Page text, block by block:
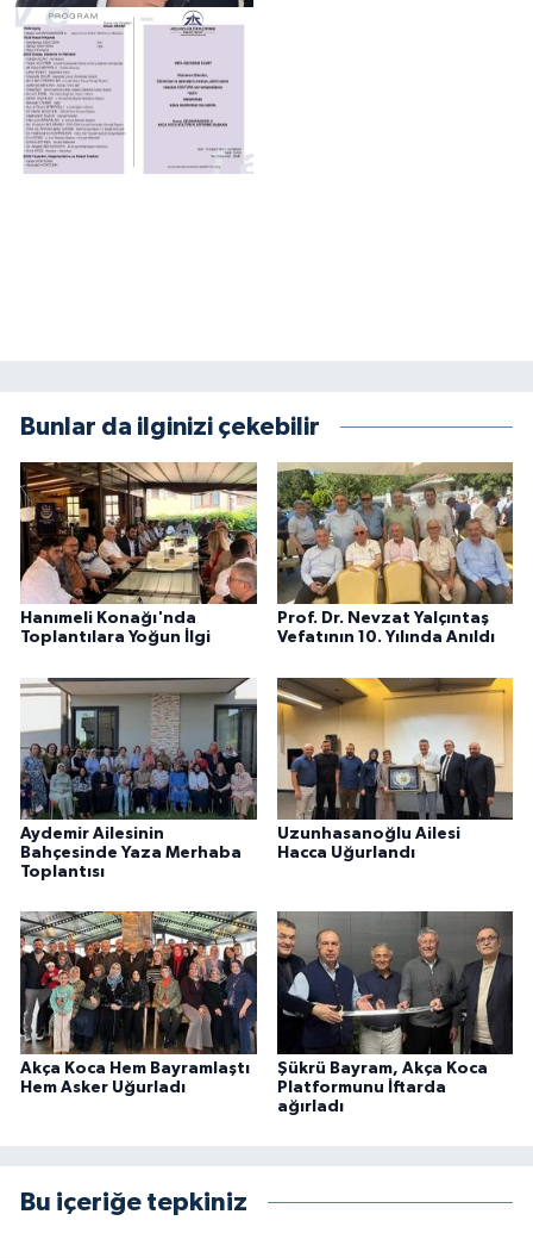
Bunlar da ilginizi çekebilir
Hanımeli Konağı'nda
Toplantılara Yoğun İlgi
Prof. Dr. Nevzat Yalçıntaş
Vefatının 10. Yılında Anıldı
Aydemir Ailesinin
Bahçesinde Yaza Merhaba
Toplantısı
Uzunhasanoğlu Ailesi
Hacca Uğurlandı
Akça Koca Hem Bayramlaştı
Hem Asker Uğurladı
Şükrü Bayram, Akça Koca
Platformunu İftarda
ağırladı
Bu içeriğe tepkiniz